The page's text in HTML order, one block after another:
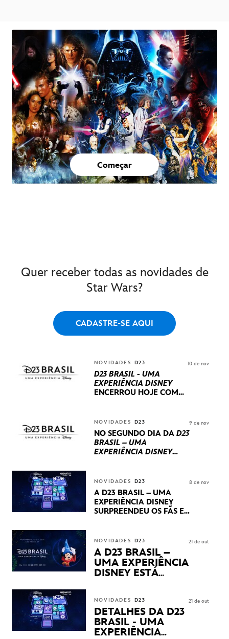
Começar
Quer receber todas as novidades de
Star Wars?
CADASTRE-SE AQUI
NOVIDADES D23
D23 BRASIL - UMA
EXPERIÊNCIA DISNEY
ENCERROU HOJE COM
INTERNACIONAIS E
PRODUÇÕES BRASILEIRAS
10 de nov
NOVIDADES D23
NO SEGUNDO DIA DA D23
BRASIL – UMA
EXPERIÊNCIA DISNEY
STUDIOS REVELARAM
PRÉVIAS E NOVIDADES
DOS SEUS PRÓXIMOS
LANÇAMENTOS
9 de nov
NOVIDADES D23
A D23 BRASIL – UMA
EXPERIÊNCIA DISNEY
SURPREENDEU OS FÃS EM
APRESENTAÇÕES E
PRODUTOS EXCLUSIVOS
NO TRANSAMÉRICA EXPO
CENTER EM SÃO PAULO
8 de nov
NOVIDADES D23
A D23 BRASIL –
UMA EXPERIÊNCIA
DISNEY ESTÁ
21 de out
NOVIDADES D23
DETALHES DA D23
BRASIL - UMA
EXPERIÊNCIA
21 de out